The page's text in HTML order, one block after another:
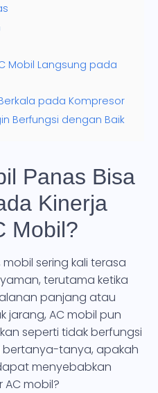
Mobil Langsung pada
pada Kompresor
Berfungsi dengan Baik
Panas Bisa
Kinerja
Mobil?
sering kali terasa
terutama ketika
panjang atau
jarang, AC mobil pun
seperti tidak berfungsi
bertanya-tanya, apakah
menyebabkan
mobil?